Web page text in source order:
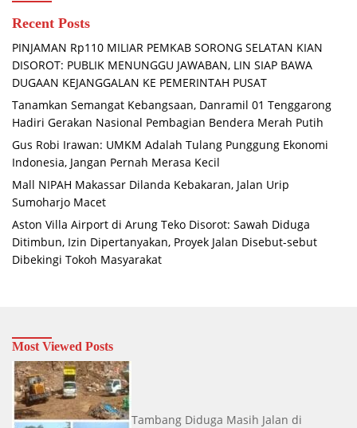
Recent Posts
PINJAMAN Rp110 MILIAR PEMKAB SORONG SELATAN KIAN
DISOROT: PUBLIK MENUNGGU JAWABAN, LIN SIAP BAWA
DUGAAN KEJANGGALAN KE PEMERINTAH PUSAT
Tanamkan Semangat Kebangsaan, Danramil 01 Tenggarong
Hadiri Gerakan Nasional Pembagian Bendera Merah Putih
Gus Robi Irawan: UMKM Adalah Tulang Punggung Ekonomi
Indonesia, Jangan Pernah Merasa Kecil
Mall NIPAH Makassar Dilanda Kebakaran, Jalan Urip
Sumoharjo Macet
Aston Villa Airport di Arung Teko Disorot: Sawah Diduga
Ditimbun, Izin Dipertanyakan, Proyek Jalan Disebut-sebut
Dibekingi Tokoh Masyarakat
Most Viewed Posts
Tambang Diduga Masih Jalan di